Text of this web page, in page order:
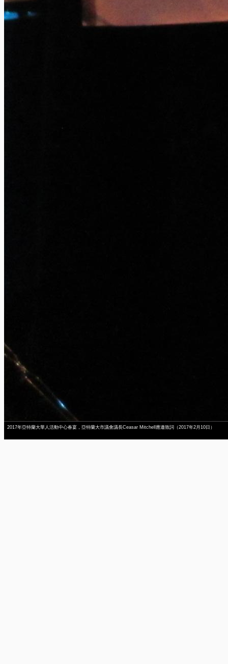
2017年亞特蘭大華人活動中心春宴，亞特蘭大市議會議長Ceasar Mitchell應邀致詞（2017年2月10日）